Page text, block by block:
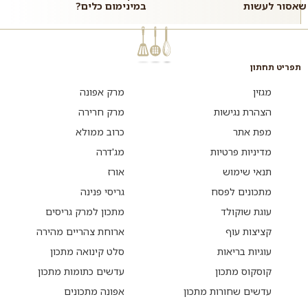
שאסור לעשות
במינימום כלים?
תפריט תחתון
מגזין
הצהרת נגישות
מפת אתר
מדיניות פרטיות
תנאי שימוש
מתכונים לפסח
עוגת שוקולד
קציצות עוף
עוגיות בריאות
קוסקוס מתכון
עדשים שחורות מתכון
מרק אפונה
מרק חרירה
כרוב ממולא
מג'דרה
אורז
גריסי פנינה
מתכון למרק גריסים
ארוחת צהריים מהירה
סלט קינואה מתכון
עדשים כתומות מתכון
אפונה מתכונים